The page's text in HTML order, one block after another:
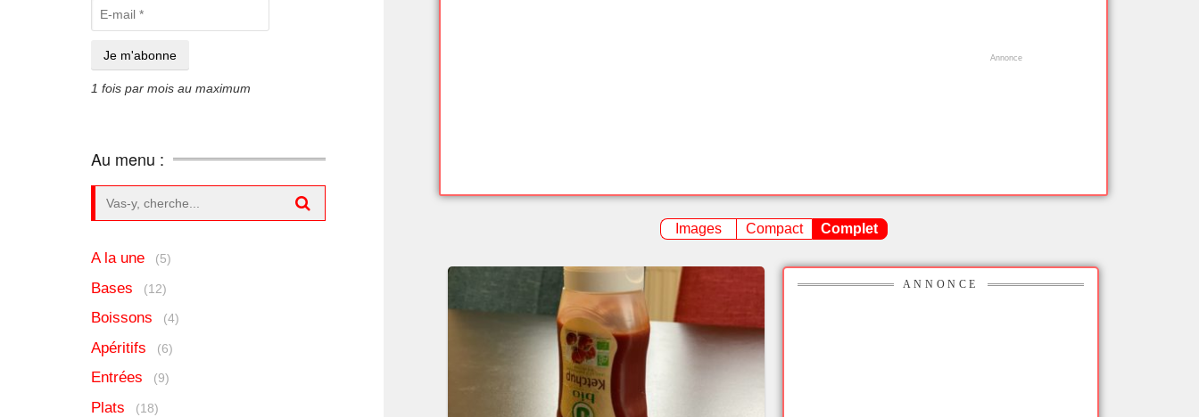
Images Compact Complet
ANNONCE
1 fois par mois au maximum
Au menu :
A la une (5)
Bases (12)
Boissons (4)
Apéritifs (6)
Entrées (9)
Plats (18)